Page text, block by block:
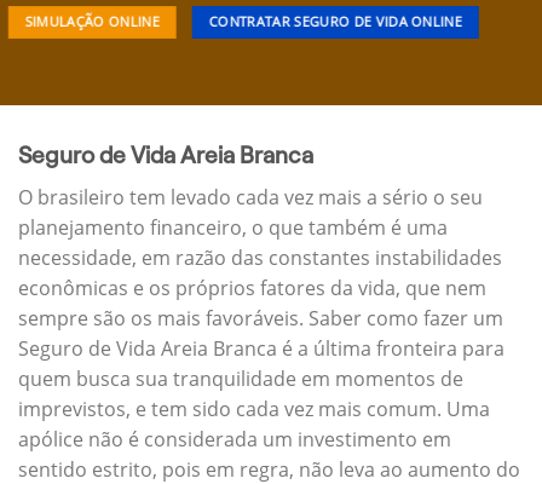
SIMULAÇÃO ONLINE CONTRATAR SEGURO DE VIDA ONLINE
Seguro de Vida Areia Branca
O brasileiro tem levado cada vez mais a sério o seu
planejamento financeiro, o que também é uma
necessidade, em razão das constantes instabilidades
econômicas e os próprios fatores da vida, que nem
sempre são os mais favoráveis. Saber como fazer um
Seguro de Vida Areia Branca é a última fronteira para
quem busca sua tranquilidade em momentos de
imprevistos, e tem sido cada vez mais comum. Uma
apólice não é considerada um investimento em
sentido estrito, pois em regra, não leva ao aumento do